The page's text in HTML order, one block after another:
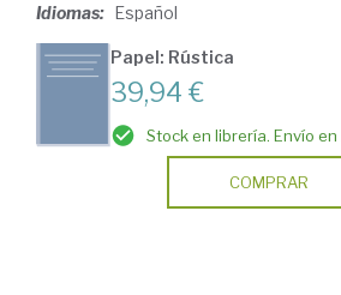
Idiomas: Español
Papel: Rústica
39,94 €
Stock en librería. Envío
COMPRAR